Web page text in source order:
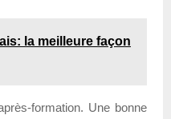
la meilleure façon
formation. Une bonne